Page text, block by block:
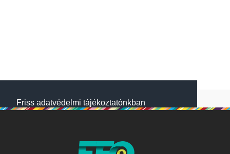
Friss adatvédelmi tájékoztatónkban
használunk a jobb működésért. A Website
NetSolution Média Zrt. 2018 május 25.